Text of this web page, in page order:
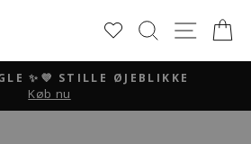
SØG SIDE
Pause
✨💜 STILLE ØJEBLIKKE
Køb nu